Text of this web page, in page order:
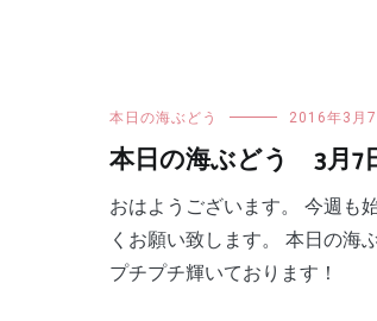
本日の海ぶどう 2016年3月7
本日の海ぶどう 3月7
おはようございます。 今週も
くお願い致します。 本日の海
プチプチ輝いております！